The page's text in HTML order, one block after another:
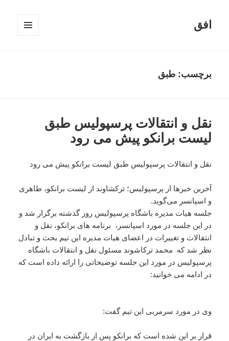
افق
برچسب:طبق
نقل و انتقالات پرسپولیس طبق
لیست برانکو پیش می رود
نقل و انتقالات پرسپولیس طبق لیست برانکو پیش می رود
آخرین خبرها از پرسپولیس؛ ترکشاوند از لیست برانکو، طاهری
و اسپانسر می‌گوید.
جلسه هیات مدیره باشگاه پرسپولیس روز گذشته برگزار شد و
در این جلسه در مورد اسپانسر، برنامه های برانکو، نقل و
انتقالات و تغییرات در اعضای هیات مدیره این تیم بحث و تبادل
نظر شد که محمد ترکاشوند مسئول نقل و انتقالات باشگاه
پر‌سپولیس در مورد این جلسه توضیحاتی را ارائه داده است که
در ادامه می خوانید:
وی در مورد سرمربی این تیم گفت:
قرار بر این شده است که برانکو پس از بازگشت به ایران در